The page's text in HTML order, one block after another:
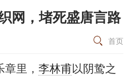
网，堵死盛唐言路
首页
里， 李林甫以阴鸷之